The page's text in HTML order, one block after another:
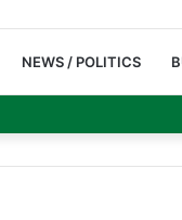
NEWS / POLITICS